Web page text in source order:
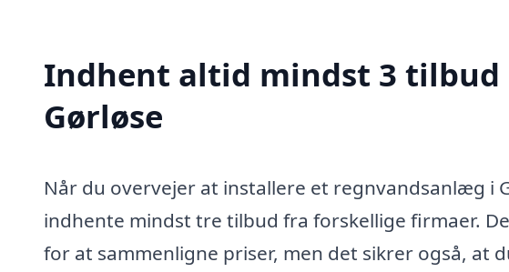
Indhent altid mindst 3
Gørløse
Når du overvejer at installere et regnvandsanlæg i
indhente mindst tre tilbud fra forskellige firmaer.
for at sammenligne priser, men det sikrer også, at